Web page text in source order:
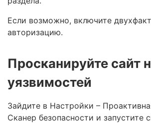
Если возможно, включите
авторизацию.
Просканируйте сайт
уязвимостей
Зайдите в Настройки –
Сканер безопасности и запустите